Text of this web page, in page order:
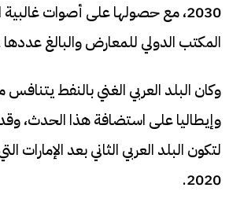
2030، مع حصولها على أصوات
المكتب الدولي للمعارض والبالغ عددها 182 عضوا.
وكان البلد العربي الغني بالنفط يتنافس
وإيطاليا على استضافة هذا الحدث، وقد
لتكون البلد العربي الثاني بعد الإمارات
2020.